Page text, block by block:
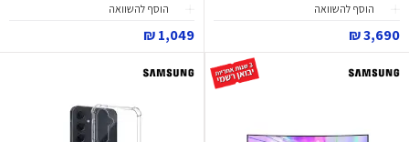
הוסף להשוואה
3,690 ₪
הוסף להשוואה
1,049 ₪